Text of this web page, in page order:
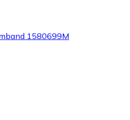
1580699M